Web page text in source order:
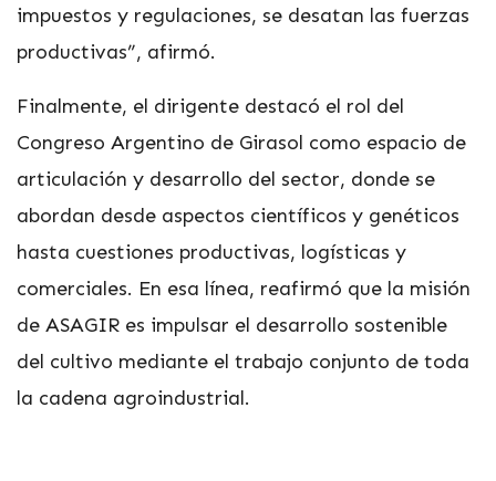
impuestos y regulaciones, se desatan las fuerzas
productivas”, afirmó.
Finalmente, el dirigente destacó el rol del
Congreso Argentino de Girasol como espacio de
articulación y desarrollo del sector, donde se
abordan desde aspectos científicos y genéticos
hasta cuestiones productivas, logísticas y
comerciales. En esa línea, reafirmó que la misión
de ASAGIR es impulsar el desarrollo sostenible
del cultivo mediante el trabajo conjunto de toda
la cadena agroindustrial.